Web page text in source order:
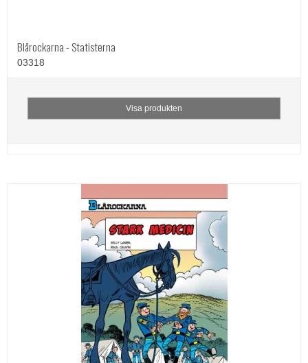
Blårockarna - Statisterna
03318
Visa produkten